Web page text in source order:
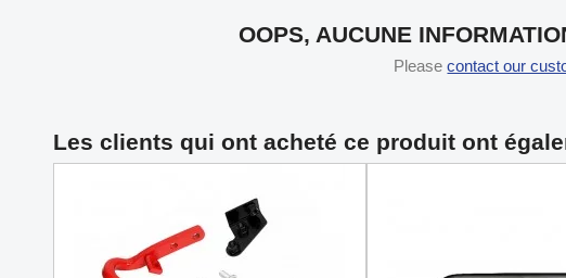
OOPS, AUCUNE
Pleasecontact our
Les clients qui ont acheté ce produit ont